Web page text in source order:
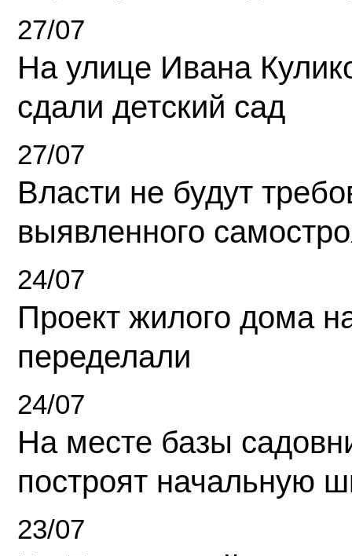
27/07
На улице Ивана
сдали детский сад
27/07
Власти не будут
выявленного
24/07
Проект жилого дома
переделали
24/07
На месте базы
построят начальную
23/07